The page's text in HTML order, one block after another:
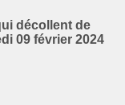
décollent de
09 février 2024